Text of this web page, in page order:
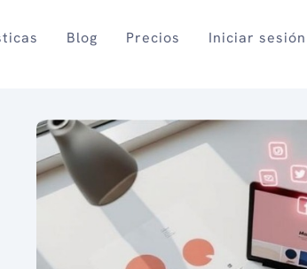
Blog Precios Iniciar sesión